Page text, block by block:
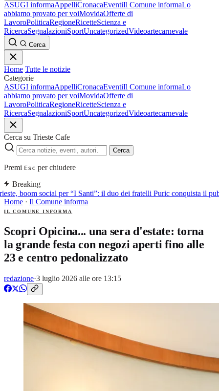
ASUGI informaAppelliCronacaEventiIl Comune informaLo
abbiamo provato per voiMovidaOfferte di
LavoroPoliticaRegioneRicetteScienza e
RicercaSegnalazioniSportUncategorizedVideoartecarnevale
Cerca
Home Tutte le notizie
Categorie
ASUGI informaAppelliCronacaEventiIl Comune informaLo
abbiamo provato per voiMovidaOfferte di
LavoroPoliticaRegioneRicetteScienza e
RicercaSegnalazioniSportUncategorizedVideoartecarnevale
Cerca su Trieste Cafe
Cerca
Premi Esc per chiudere
Breaking
boom social per “I Santi”: il duo dei fratelli Puric conquista il
Home · Il Comune informa
IL COMUNE INFORMA
Scopri Opicina... una sera d'estate: torna
la grande festa con negozi aperti fino alle
23 e centro pedonalizzato
redazione·3 luglio 2026 alle ore 13:15